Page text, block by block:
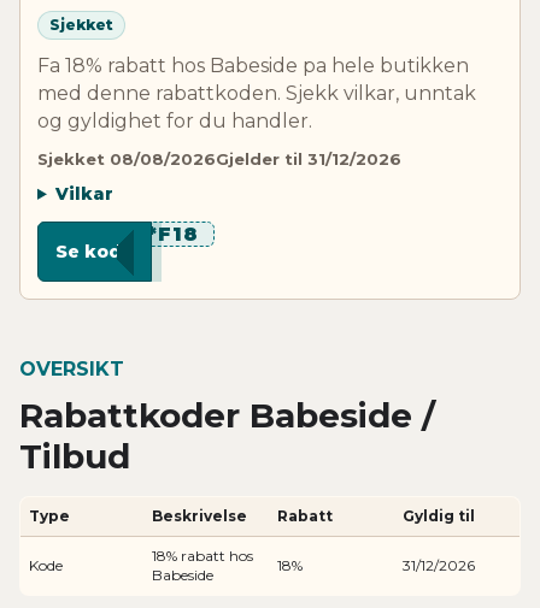
Sjekket
Fa 18% rabatt hos Babeside pa hele butikken
med denne rabattkoden. Sjekk vilkar, unntak
og gyldighet for du handler.
Sjekket 08/08/2026Gjelder til 31/12/2026
Vilkar
***F18
Se kode
OVERSIKT
Rabattkoder Babeside /
Tilbud
Type Beskrivelse Rabatt Gyldig til
Kode
18% rabatt hos
Babeside
18% 31/12/2026